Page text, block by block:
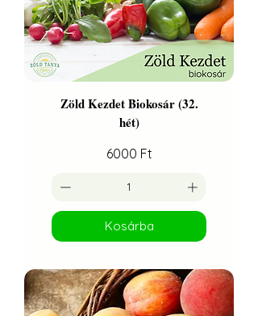
Zöld Kezdet Biokosár (32.
hét)
Ár
6000 Ft
Kosárba